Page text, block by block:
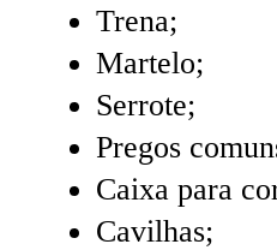
Trena;
Martelo;
Serrote;
Pregos
Caixa para
Cavilhas;